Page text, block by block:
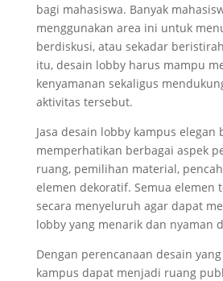
bagi mahasiswa. Banyak
menggunakan area ini untuk
berdiskusi, atau sekadar
itu, desain lobby harus mampu
kenyamanan sekaligus
aktivitas tersebut.
Jasa desain lobby kampus elegan
memperhatikan berbagai aspek
ruang, pemilihan material,
elemen dekoratif. Semua elemen
secara menyeluruh agar dapat
lobby yang menarik dan nyaman
Dengan perencanaan desain
kampus dapat menjadi ruang